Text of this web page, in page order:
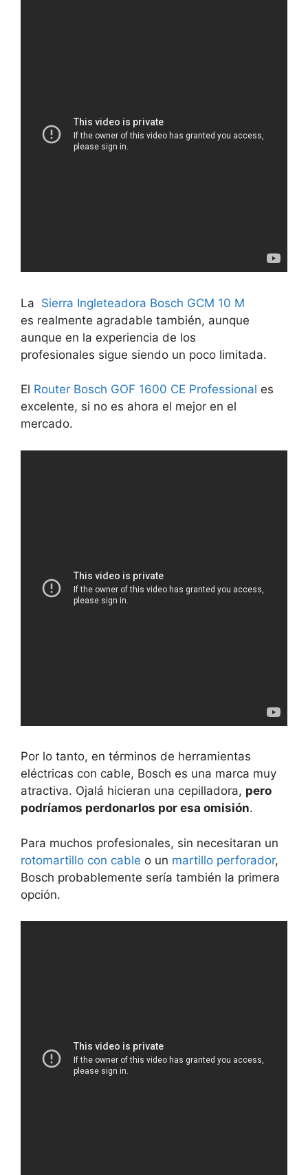
La Sierra Ingleteadora Bosch GCM 10 M
es realmente agradable también, aunque
aunque en la experiencia de los
profesionales sigue siendo un poco limitada.
El Router Bosch GOF 1600 CE Professional es
excelente, si no es ahora el mejor en el
mercado.
Por lo tanto, en términos de herramientas
eléctricas con cable, Bosch es una marca muy
atractiva. Ojalá hicieran una cepilladora, pero
podríamos perdonarlos por esa omisión.
Para muchos profesionales, sin necesitaran un
rotomartillo con cable o un martillo perforador,
Bosch probablemente sería también la primera
opción.